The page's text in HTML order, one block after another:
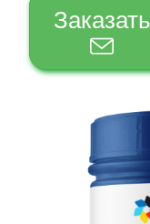
Заказать